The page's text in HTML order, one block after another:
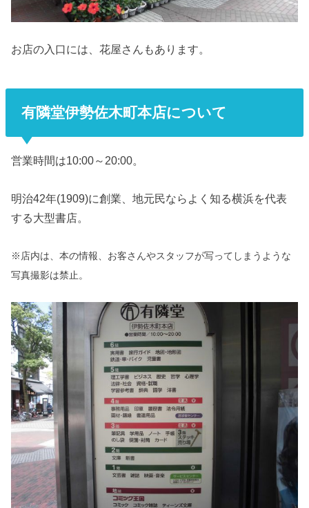
お店の入口には、花屋さんもあります。
有隣堂伊勢佐木町本店について
営業時間は10:00～20:00。
明治42年(1909)に創業、地元民ならよく知る横浜を代表
する大型書店。
※店内は、本の情報、お客さんやスタッフが写ってしまうような
写真撮影は禁止。